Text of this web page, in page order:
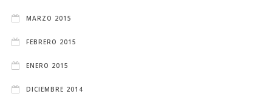
MARZO 2015
FEBRERO 2015
ENERO 2015
DICIEMBRE 2014